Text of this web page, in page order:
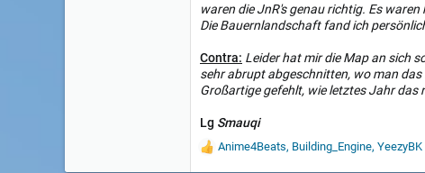
waren die JnR's genau richtig. Es
Die Bauernlandschaft fand ich
Contra: Leider hat mir die Map an sich
sehr abrupt abgeschnitten, wo man
Großartige gefehlt, wie letztes Jahr das
Lg Smauqi
W Anime4Beats, Building_Engine, YeezyBK